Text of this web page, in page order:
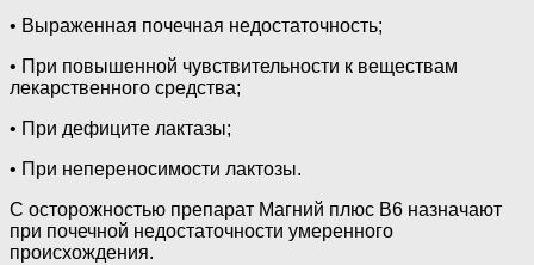
• Выраженная почечная недостаточность;
• При повышенной чувствительности к веществам
лекарственного средства;
• При дефиците лактазы;
• При непереносимости лактозы.
С осторожностью препарат Магний плюс В6 назначают
при почечной недостаточности умеренного
происхождения.